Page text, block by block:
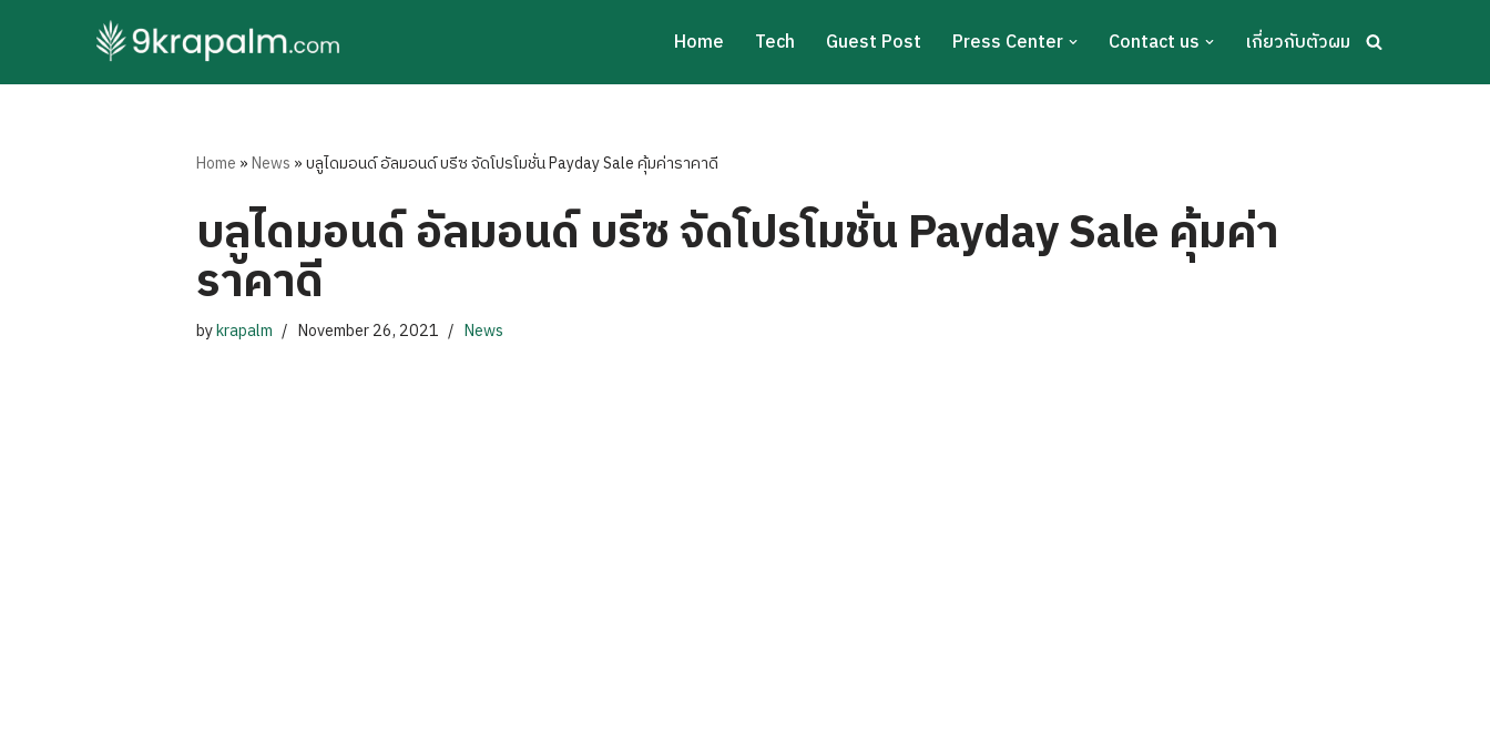
to
Home Tech Guest Post Press Center Contact us เกี่ยวกับตัวผม
Home »News »บลูไดมอนด์ อัลมอนด์ บรีซ จัดโปรโมชั่น Payday Sale คุ้มค่าราคาดี
บลูไดมอนด์ อัลมอนด์ บรีซ จัดโปรโมชั่น Payday Sale คุ้มค่า
ราคาดี
bykrapalm November 26, 2021 News